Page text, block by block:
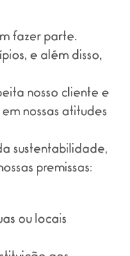
fazer parte.
e além disso,
nosso cliente e
nossas atitudes
sustentabilidade,
premissas:
ou locais